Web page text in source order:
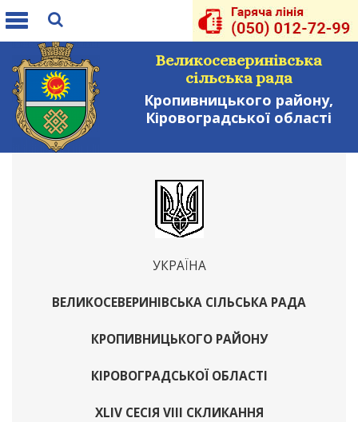
Toggle
Великосеверинівська
сільська рада
Кропивницького району,
Кіровоградської області
УКРАЇНА
ВЕЛИКОСЕВЕРИНІВСЬКА СІЛЬСЬКА РАДА
КРОПИВНИЦЬКОГО РАЙОНУ
КІРОВОГРАДСЬКОЇ ОБЛАСТІ
XLІV СЕСІЯ VІІІ СКЛИКАННЯ